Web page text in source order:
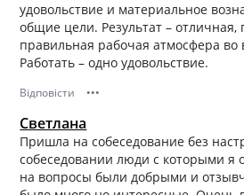
удовольствие и материальное
общие цели. Результат – отличная,
правильная рабочая атмосфера во
Работать – одно удовольствие.
Відповісти •••
Светлана
Пришла на собеседование без
собеседовании люди с которыми я
на вопросы были добрыми и